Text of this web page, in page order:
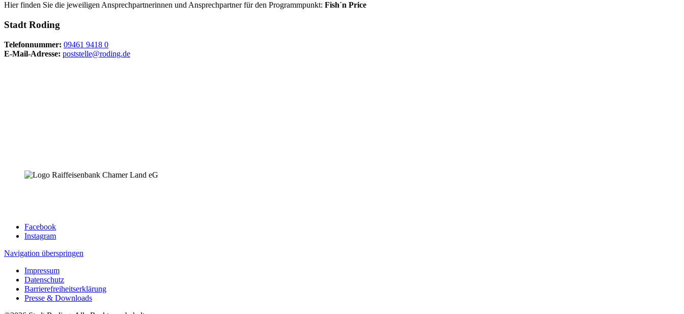
Hier finden Sie die jeweiligen Ansprechpartnerinnen und Ansprechpartner für den Programmpunkt: Fish´n Price
Stadt Roding
Telefonnummer: 09461 9418 0
E-Mail-Adresse: poststelle@roding.de
Facebook
Instagram
Navigation überspringen
Impressum
Datenschutz
Barrierefreiheitserklärung
Presse & Downloads